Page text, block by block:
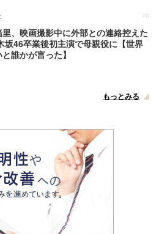
PR
、映画撮影中に外部との連絡控えた
坂46卒業後初主演で母親役に【世界
誰かが言った】
もっとみる